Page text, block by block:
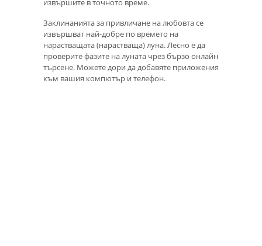
извършите в точното време.
Заклинанията за привличане на любовта се
извършват най-добре по времето на
нарастващата (нарастваща) луна. Лесно е да
проверите фазите на луната чрез бързо онлайн
търсене. Можете дори да добавяте приложения
към вашия компютър и телефон.